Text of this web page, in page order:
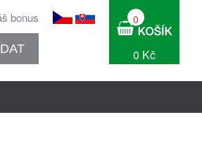
bonus 0
0 Kč